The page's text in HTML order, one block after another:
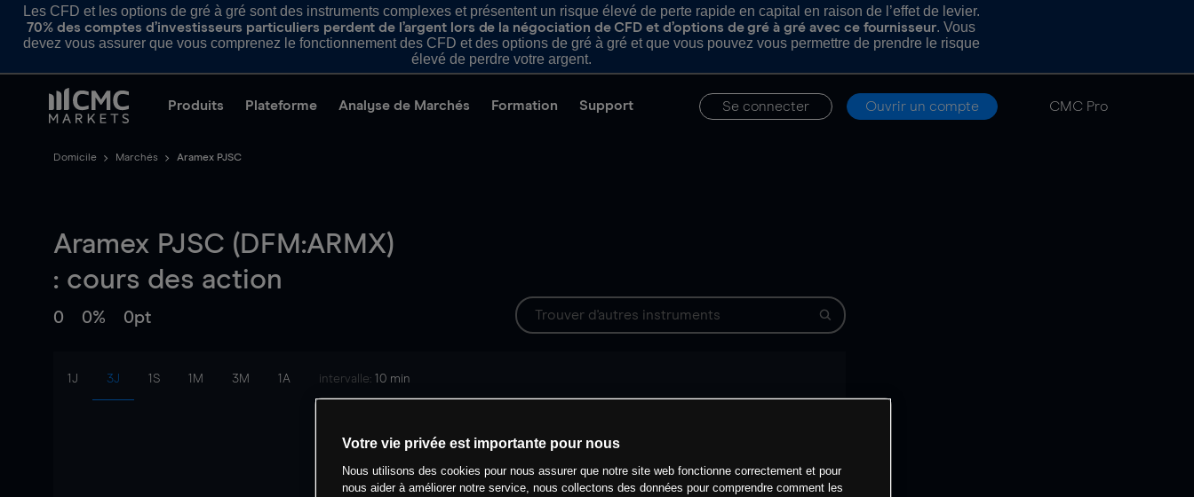
Les CFD et les options de gré à gré sont des instruments complexes et présentent un risque élevé de perte rapide en capital en raison de l’effet de levier.
70% des comptes d’investisseurs particuliers perdent de l’argent lors de la négociation de CFD et d’options de gré à gré avec ce fournisseur. Vous
devez vous assurer que vous comprenez le fonctionnement des CFD et des options de gré à gré et que vous pouvez vous permettre de prendre le risque
élevé de perdre votre argent.
Produits Plateforme Analyse de Marchés Formation Support Se connecter Ouvrir un compte CMC Pro
Domicile Marchés Aramex PJSC
Aramex PJSC (DFM:ARMX)
: cours des action
0 0% 0pt
1J 3J 1S 1M 3M 1A intervalle: 10 min
Votre vie privée est importante pour nous
Nous utilisons des cookies pour nous assurer que notre site web fonctionne correctement et pour
nous aider à améliorer notre service, nous collectons des données pour comprendre comment les